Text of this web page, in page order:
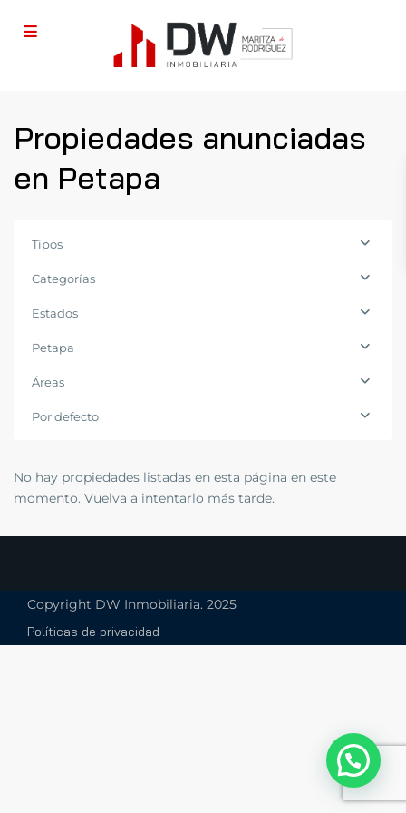
Propiedades anunciadas
en Petapa
Tipos
Categorías
Estados
Petapa
Áreas
Por defecto
No hay propiedades listadas en esta página en este
momento. Vuelva a intentarlo más tarde.
Copyright DW Inmobiliaria. 2025
Políticas de privacidad